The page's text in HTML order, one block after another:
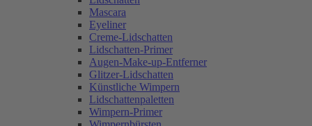
Mascara
Eyeliner
Creme-Lidschatten
Lidschatten-Primer
Augen-Make-up-Entferner
Glitzer-Lidschatten
Künstliche Wimpern
Lidschattenpaletten
Wimpern-Primer